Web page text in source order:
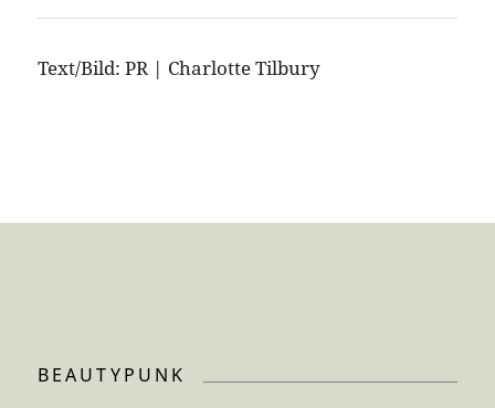
Text/Bild: PR | Charlotte Tilbury
BEAUTYPUNK